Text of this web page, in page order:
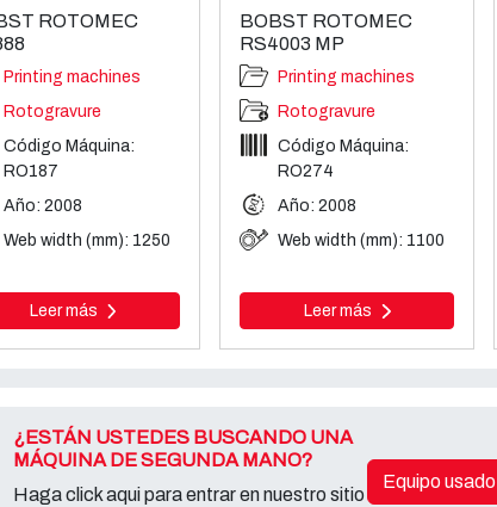
ROTOMEC
Printing machines
Rotogravure
Código Máquina:
RO187
Año: 2008
Web width (mm): 1250
Leer más
BOBST ROTOMEC
RS4003 MP
Printing machines
Rotogravure
Código Máquina:
RO274
Año: 2008
Web width (mm): 1100
Leer más
¿ESTÁN USTEDES BUSCANDO UNA
MÁQUINA DE SEGUNDA MANO?
Haga click aqui para entrar en nuestro sitio
Equipo usado